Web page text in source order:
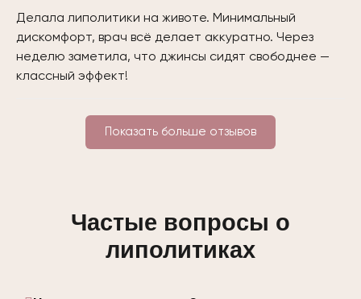
Делала липолитики на животе. Минимальный
дискомфорт, врач всё делает аккуратно. Через
неделю заметила, что джинсы сидят свободнее —
классный эффект!
Показать больше отзывов
Частые вопросы о
липолитиках